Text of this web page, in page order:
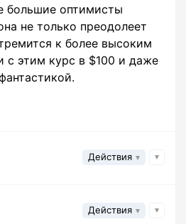
большие оптимисты
не только преодолеет
к более высоким
с этим курс в $100 и даже
Действия
Действия